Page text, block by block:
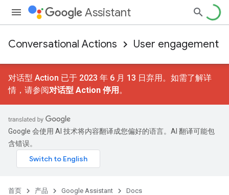
Assistant
Conversational Actions User engagement
对话型 Action 已于 2023 年 6 月 13 日弃用。如需了解详
情，请参阅对话型 Action 停用 。
Google 会使用 AI 技术将内容翻译成您偏好的语言。AI 翻译可能包
含错误。
首页 产品 Google Assistant
Docs